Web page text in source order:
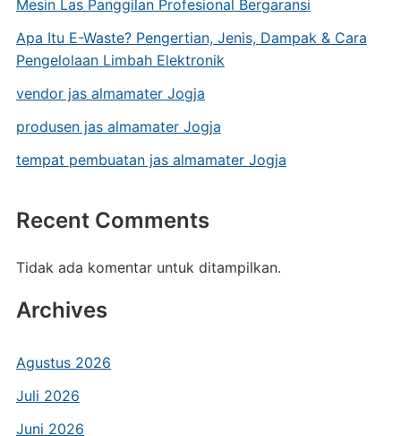
Mesin Las Panggilan Profesional Bergaransi
Apa Itu E-Waste? Pengertian, Jenis, Dampak & Cara
Pengelolaan Limbah Elektronik
vendor jas almamater Jogja
produsen jas almamater Jogja
tempat pembuatan jas almamater Jogja
Recent Comments
Tidak ada komentar untuk ditampilkan.
Archives
Agustus 2026
Juli 2026
Juni 2026